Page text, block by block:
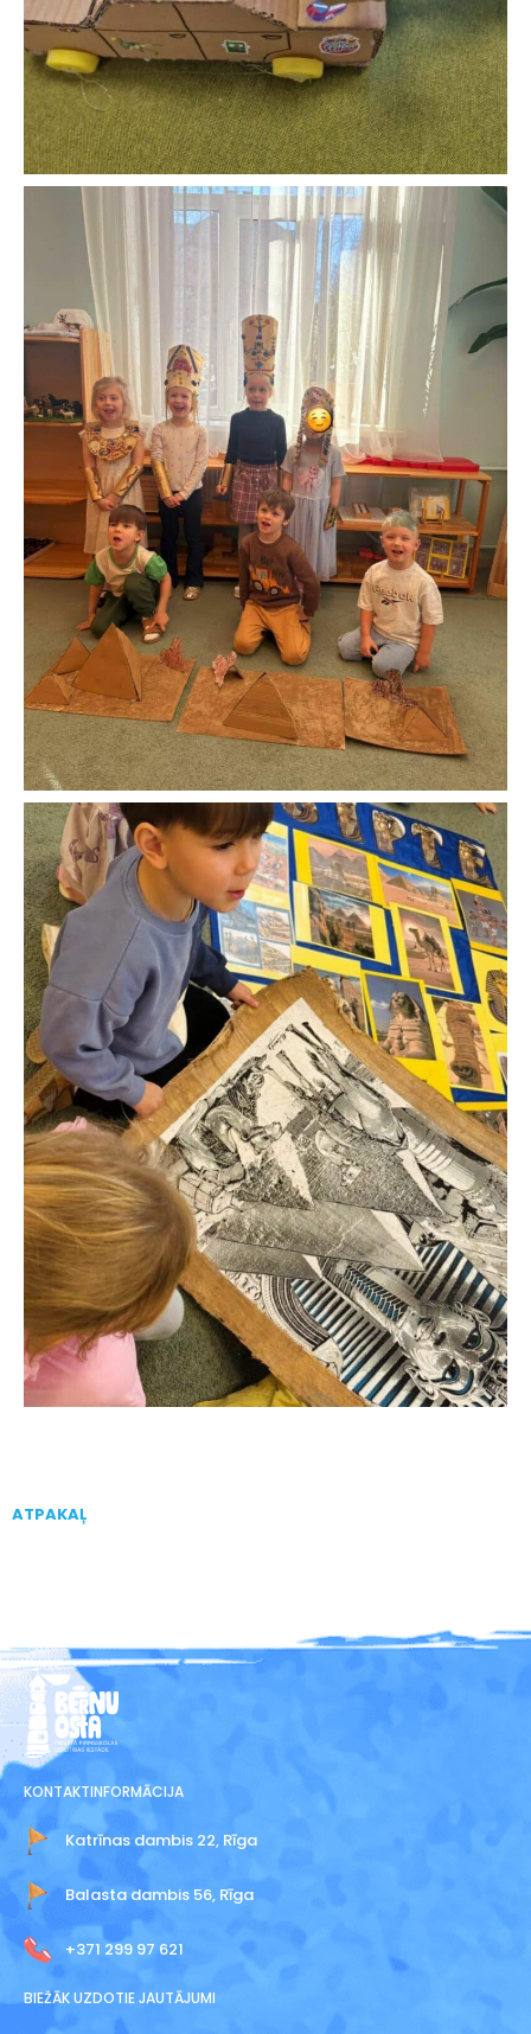
ATPAKAĻ
KONTAKTINFORMĀCIJA
Katrīnas dambis 22, Rīga
Balasta dambis 56, Rīga
+371 299 97 621
BIEŽĀK UZDOTIE JAUTĀJUMI